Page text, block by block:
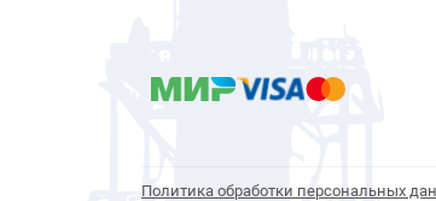
Политика обработки персональных